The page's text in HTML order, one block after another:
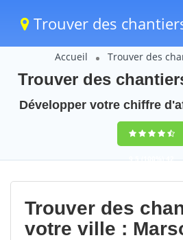
Trouver des
Accueil Trouver des
Trouver des
Développer votre chiffre
9,5(100%)42
votes
Trouver des
votre ville :